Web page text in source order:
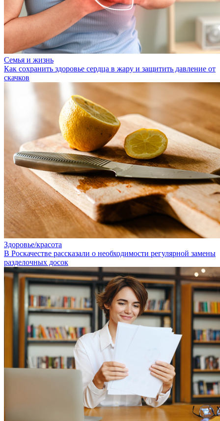
Семья и жизнь
Как сохранить здоровье сердца в жару и защитить давление от
скачков
Здоровье/красота
В Роскачестве рассказали о необходимости регулярной замены
разделочных досок